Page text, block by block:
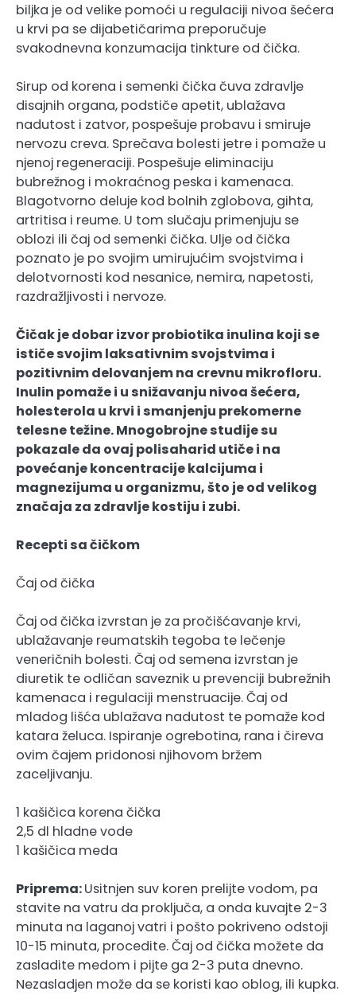
biljka je od velike pomoći u regulaciji nivoa šećera
u krvi pa se dijabetičarima preporučuje
svakodnevna konzumacija tinkture od čička.
Sirup od korena i semenki čička čuva zdravlje
disajnih organa, podstiče apetit, ublažava
nadutost i zatvor, pospešuje probavu i smiruje
nervozu creva. Sprečava bolesti jetre i pomaže u
njenoj regeneraciji. Pospešuje eliminaciju
bubrežnog i mokraćnog peska i kamenaca.
Blagotvorno deluje kod bolnih zglobova, gihta,
artritisa i reume. U tom slučaju primenjuju se
oblozi ili čaj od semenki čička. Ulje od čička
poznato je po svojim umirujućim svojstvima i
delotvornosti kod nesanice, nemira, napetosti,
razdražljivosti i nervoze.
Čičak je dobar izvor probiotika inulina koji se
ističe svojim laksativnim svojstvima i
pozitivnim delovanjem na crevnu mikrofloru.
Inulin pomaže i u snižavanju nivoa šećera,
holesterola u krvi i smanjenju prekomerne
telesne težine. Mnogobrojne studije su
pokazale da ovaj polisaharid utiče i na
povećanje koncentracije kalcijuma i
magnezijuma u organizmu, što je od velikog
značaja za zdravlje kostiju i zubi.
Recepti sa čičkom
Čaj od čička
Čaj od čička izvrstan je za pročišćavanje krvi,
ublažavanje reumatskih tegoba te lečenje
veneričnih bolesti. Čaj od semena izvrstan je
diuretik te odličan saveznik u prevenciji bubrežnih
kamenaca i regulaciji menstruacije. Čaj od
mladog lišća ublažava nadutost te pomaže kod
katara želuca. Ispiranje ogrebotina, rana i čireva
ovim čajem pridonosi njihovom bržem
zaceljivanju.
1 kašičica korena čička
2,5 dl hladne vode
1 kašičica meda
Priprema:Usitnjen suv koren prelijte vodom, pa
stavite na vatru da proključa, a onda kuvajte 2-3
minuta na laganoj vatri i pošto pokriveno odstoji
10-15 minuta, procedite. Čaj od čička možete da
zasladite medom i pijte ga 2-3 puta dnevno.
Nezasladjen može da se koristi kao oblog, ili kupka.